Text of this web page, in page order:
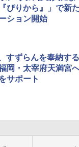
ぴりから』」で新
ション開始
すずらんを奉納す
岡・太宰府天満宮
サポート